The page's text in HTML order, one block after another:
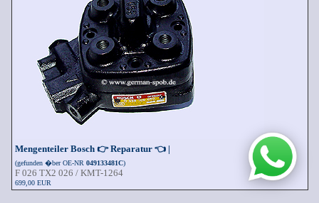
Mengenteiler Bosch 👉 Reparatur 👈 |
(gefunden �ber OE-NR 049133481C)
F 026 TX2 026 / KMT-1264
699,00 EUR